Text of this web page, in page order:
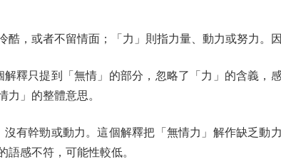
或者不留情面；「力」則指力量、動力或努力。
只提到「無情」的部分，忽略了「力」的含義，
力」的整體意思。
幹勁或動力。這個解釋把「無情力」解作缺乏動
感不符，可能性較低。